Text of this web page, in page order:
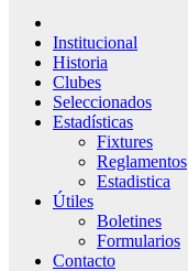
Institucional
Historia
Clubes
Seleccionados
Estadísticas
Fixtures
Reglamentos
Estadistica
Útiles
Boletines
Formularios
Contacto